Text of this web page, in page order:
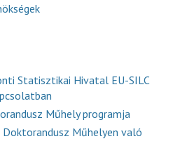
Statisztikai Hivatal EU-SILC
Műhely programja
Doktorandusz Műhelyen való